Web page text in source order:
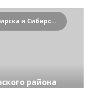
Криминальные новости Новосибирска и Сибирского региона
района